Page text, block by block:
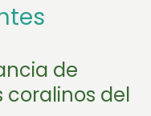
de
coralinos del